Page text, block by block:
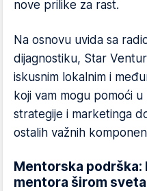
nove prilike za rast.
Na osnovu uvida sa
dijagnostiku, Star
iskusnim lokalnim i
koji vam mogu pomoći
strategije i marketinga
ostalih važnih
Mentorska podrška:
mentora širom sveta